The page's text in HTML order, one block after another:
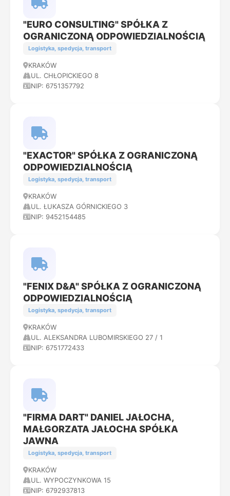
"EURO CONSULTING" SPÓŁKA Z
OGRANICZONĄ ODPOWIEDZIALNOŚCIĄ
Logistyka, spedycja, transport
KRAKÓW
UL. CHŁOPICKIEGO 8
NIP: 6751357792
"EXACTOR" SPÓŁKA Z OGRANICZONĄ
ODPOWIEDZIALNOŚCIĄ
Logistyka, spedycja, transport
KRAKÓW
UL. ŁUKASZA GÓRNICKIEGO 3
NIP: 9452154485
"FENIX D&A" SPÓŁKA Z OGRANICZONĄ
ODPOWIEDZIALNOŚCIĄ
Logistyka, spedycja, transport
KRAKÓW
UL. ALEKSANDRA LUBOMIRSKIEGO 27 / 1
NIP: 6751772433
"FIRMA DART" DANIEL JAŁOCHA,
MAŁGORZATA JAŁOCHA SPÓŁKA
JAWNA
Logistyka, spedycja, transport
KRAKÓW
UL. WYPOCZYNKOWA 15
NIP: 6792937813